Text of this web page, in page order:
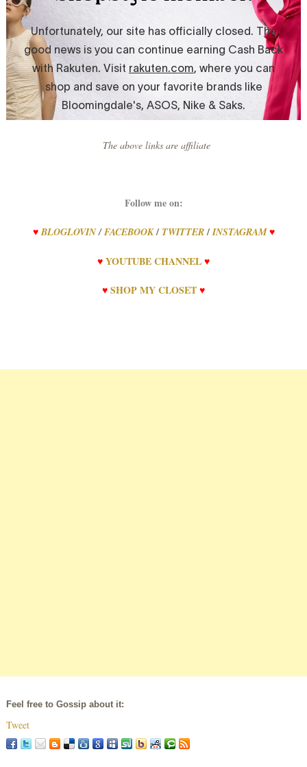
The above links are affiliate
Follow me on:
♥ BLOGLOVIN/FACEBOOK / TWITTER / INSTAGRAM ♥
♥YOUTUBE CHANNEL♥
♥SHOP MY CLOSET♥
Feel free to Gossip about it:
Tweet